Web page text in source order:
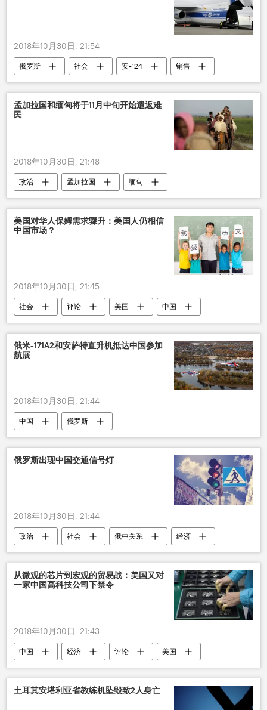
2018年10月30日, 21:54
俄罗斯 社会 安-124 销售
孟加拉国和缅甸将于11月中旬开始遣返难
民
2018年10月30日, 21:48
政治 孟加拉国
缅甸
罗兴亚人
美国对华人保姆需求骤升：美国人仍相信
中国市场？
2018年10月30日, 21:45
社会 评论 美国 中国
俄米-171A2和安萨特直升机抵达中国参加
航展
2018年10月30日, 21:44
中国 俄罗斯
俄罗斯出现中国交通信号灯
2018年10月30日, 21:44
政治 社会 俄中关系
经济
阿里巴巴
从微观的芯片到宏观的贸易战：美国又对
一家中国高科技公司下禁令
2018年10月30日, 21:43
中国 经济 评论
美国
中美贸易战
土耳其安塔利亚省教练机坠毁致2人身亡